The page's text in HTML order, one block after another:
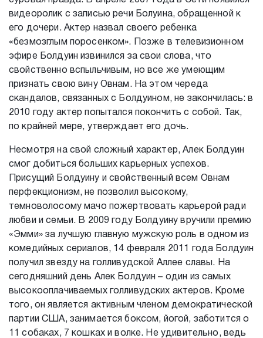
видеоролик с записью речи Болуина, обращенной к
его дочери. Актер назвал своего ребенка
«безмозглым поросенком». Позже в телевизионном
эфире Болдуин извинился за свои слова, что
свойственно вспыльчивым, но все же умеющим
признать свою вину Овнам. На этом череда
скандалов, связанных с Болдуином, не закончилась: в
2010 году актер попытался покончить с собой. Так,
по крайней мере, утверждает его дочь.
Несмотря на свой сложный характер, Алек Болдуин
смог добиться больших карьерных успехов.
Присущий Болдуину и свойственный всем Овнам
перфекционизм, не позволил высокому,
темноволосому мачо пожертвовать карьерой ради
любви и семьи. В 2009 году Болдуину вручили премию
«Эмми» за лучшую главную мужскую роль в одном из
комедийных сериалов, 14 февраля 2011 года Болдуин
получил звезду на голливудской Аллее славы. На
сегодняшний день Алек Болдуин – один из самых
высокооплачиваемых голливудских актеров. Кроме
того, он является активным членом демократической
партии США, занимается боксом, йогой, заботится о
11 собаках, 7 кошках и волке. Не удивительно, ведь